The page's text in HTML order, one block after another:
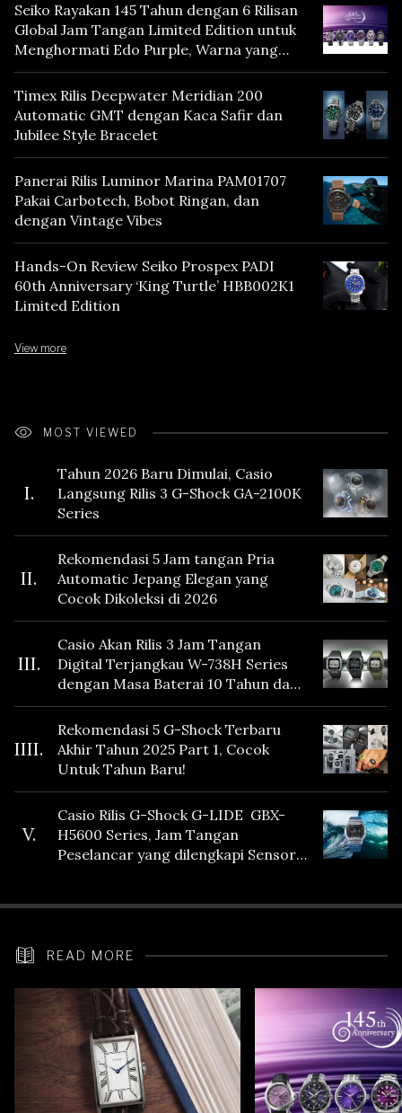
Seiko Rayakan 145 Tahun dengan 6 Rilisan
Global Jam Tangan Limited Edition untuk
Menghormati Edo Purple, Warna yang
Mencerminkan Warisan Tokyo
Timex Rilis Deepwater Meridian 200
Automatic GMT dengan Kaca Safir dan
Jubilee Style Bracelet
Panerai Rilis Luminor Marina PAM01707
Pakai Carbotech, Bobot Ringan, dan
dengan Vintage Vibes
Hands-On Review Seiko Prospex PADI
60th Anniversary ‘King Turtle’ HBB002K1
Limited Edition
View more
MOST VIEWED
I.
Tahun 2026 Baru Dimulai, Casio
Langsung Rilis 3 G-Shock GA-2100K
Series
II.
Rekomendasi 5 Jam tangan Pria
Automatic Jepang Elegan yang
Cocok Dikoleksi di 2026
III.
Casio Akan Rilis 3 Jam Tangan
Digital Terjangkau W-738H Series
dengan Masa Baterai 10 Tahun dan
Fitur Vibration
IIII.
Rekomendasi 5 G-Shock Terbaru
Akhir Tahun 2025 Part 1, Cocok
Untuk Tahun Baru!
V.
Casio Rilis G-Shock G-LIDE GBX-
H5600 Series, Jam Tangan
Peselancar yang dilengkapi Sensor
READ MORE